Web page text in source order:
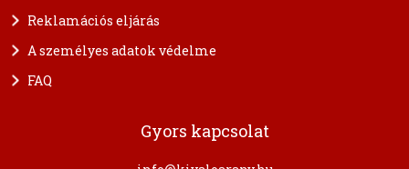
Reklamációs eljárás
A személyes adatok védelme
FAQ
Gyors kapcsolat